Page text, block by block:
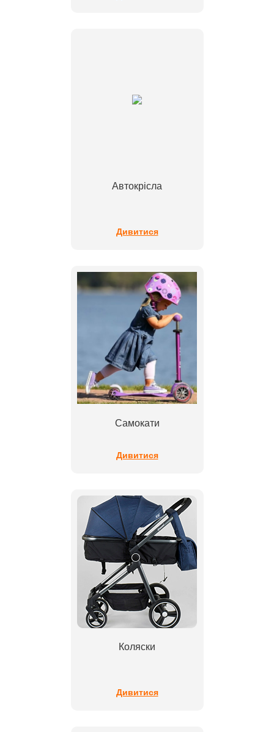
Автокрісла
Дивитися
Самокати
Дивитися
Коляски
Дивитися